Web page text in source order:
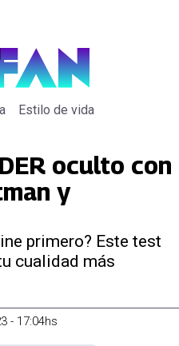
Estilo de vida
oculto con
y
primero? Este test
cualidad más
- 17:04hs